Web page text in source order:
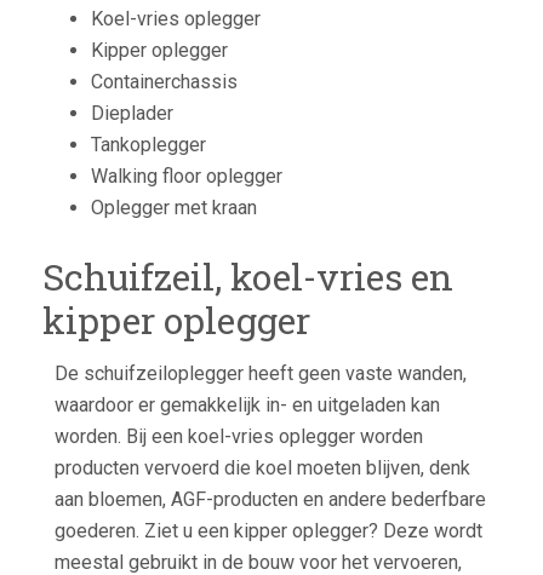
Koel-vries oplegger
Kipper oplegger
Containerchassis
Dieplader
Tankoplegger
Walking floor oplegger
Oplegger met kraan
Schuifzeil, koel-vries en
kipper oplegger
De schuifzeiloplegger heeft geen vaste wanden,
waardoor er gemakkelijk in- en uitgeladen kan
worden. Bij een koel-vries oplegger worden
producten vervoerd die koel moeten blijven, denk
aan bloemen, AGF-producten en andere bederfbare
goederen. Ziet u een kipper oplegger? Deze wordt
meestal gebruikt in de bouw voor het vervoeren,